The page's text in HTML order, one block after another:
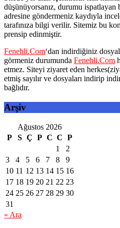
düşünüyorsanız, durumu ispatlayan
adresine göndermeniz kaydıyla
tarafınıza bilgi verilir. Sitemiz bu
prensip edinmiştir.
Fenehli.Com‘dan indirdiğiniz
görmeniz durumunda Fenehli.Com
etmez. Siteyi ziyaret eden
etmiş sayılır ve dosyaları indirip
bağlıdır.
Arşiv
Ağustos 2026
P
S Ç P C C P
1
2
3
4 5 6 7 8
9
10 11 12 13 14 15 16
17 18 19 20 21 22 23
24 25 26 27 28 29 30
31
« Ara